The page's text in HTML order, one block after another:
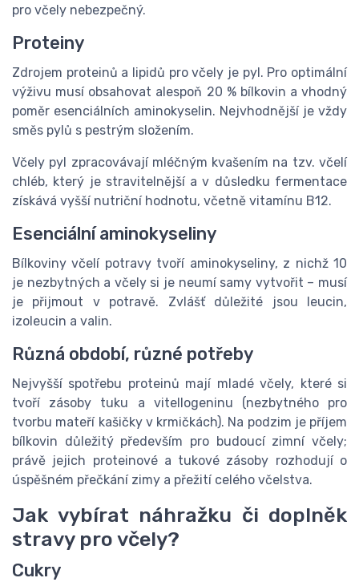
pro včely nebezpečný.
Proteiny
Zdrojem proteinů a lipidů pro včely je pyl. Pro optimální
výživu musí obsahovat alespoň 20 % bílkovin a vhodný
poměr esenciálních aminokyselin. Nejvhodnější je vždy
směs pylů s pestrým složením.
Včely pyl zpracovávají mléčným kvašením na tzv. včelí
chléb, který je stravitelnější a v důsledku fermentace
získává vyšší nutriční hodnotu, včetně vitamínu B12.
Esenciální aminokyseliny
Bílkoviny včelí potravy tvoří aminokyseliny, z nichž 10
je nezbytných a včely si je neumí samy vytvořit – musí
je přijmout v potravě. Zvlášť důležité jsou leucin,
izoleucin a valin.
Různá období, různé potřeby
Nejvyšší spotřebu proteinů mají mladé včely, které si
tvoří zásoby tuku a vitellogeninu (nezbytného pro
tvorbu mateří kašičky v krmičkách). Na podzim je příjem
bílkovin důležitý především pro budoucí zimní včely;
právě jejich proteinové a tukové zásoby rozhodují o
úspěšném přečkání zimy a přežití celého včelstva.
Jak vybírat náhražku či doplněk
stravy pro včely?
Cukry